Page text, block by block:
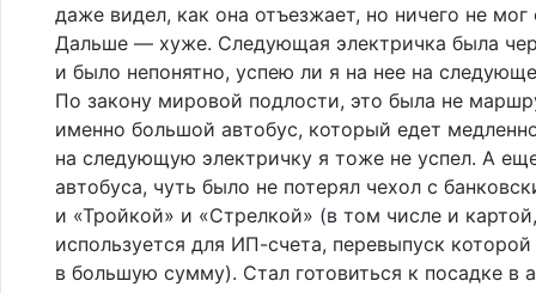
даже видел, как она отъезжает, но ничего не мог
Дальше — хуже. Следующая электричка была
и было непонятно, успею ли я на нее на
По закону мировой подлости, это была не
именно большой автобус, который едет
на следующую электричку я тоже не успел. А
автобуса, чуть было не потерял чехол с
и «Тройкой» и «Стрелкой» (в том числе и
используется для ИП-счета, перевыпуск
в большую сумму). Стал готовиться к посадке в